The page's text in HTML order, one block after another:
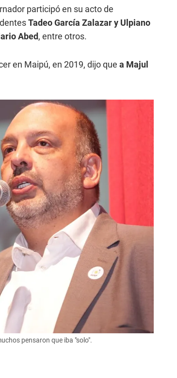
participó en su acto de
Tadeo García Zalazar y Ulpiano
Abed, entre otros.
en Maipú, en 2019, dijo que a Majul
pensaron que iba "solo".